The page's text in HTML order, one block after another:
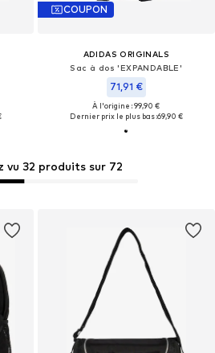
COUPON
ADIDAS ORIGINALS
Sac à dos 'EXPANDABLE'
71,91 €
À l'origine : 99,90 €
Dernier prix le plus bas :69,90 €
vu 32 produits sur 72